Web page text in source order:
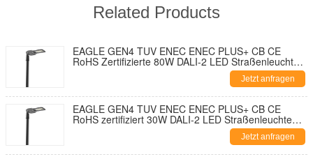
Related Products
EAGLE GEN4 TUV ENEC ENEC PLUS+ CB CE
RoHS Zertifizierte 80W DALI-2 LED Straßenleuchte
195lm/W Mit 7-PIN NEMA Sockel Shorting Cap und
10KV SPD Werkzeuglose Öffnung und
Selbstreinigendes Design
Jetzt anfragen
EAGLE GEN4 TUV ENEC ENEC PLUS+ CB CE
RoHS zertifiziert 30W DALI-2 LED Straßenleuchte
195lm/W mit 7-Pin-NEMA Steckdose-
Kurzschlusskappe und 10KV SPD Werkzeugfreies
Öffnen und Selbstreinigungsdesign
Jetzt anfragen